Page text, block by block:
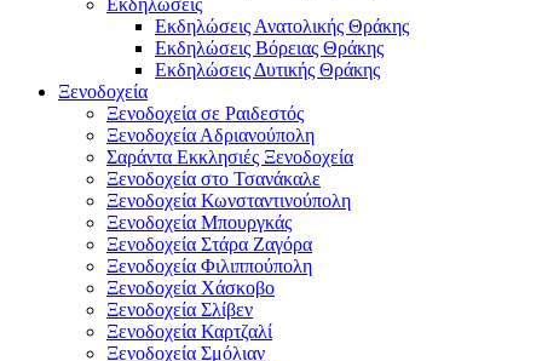
Εκδηλώσεις
Εκδηλώσεις Ανατολικής Θράκης
Εκδηλώσεις Βόρειας Θράκης
Εκδηλώσεις Δυτικής Θράκης
Ξενοδοχεία
Ξενοδοχεία σε Ραιδεστός
Ξενοδοχεία Αδριανούπολη
Σαράντα Εκκλησιές Ξενοδοχεία
Ξενοδοχεία στο Τσανάκαλε
Ξενοδοχεία Κωνσταντινούπολη
Ξενοδοχεία Μπουργκάς
Ξενοδοχεία Στάρα Ζαγόρα
Ξενοδοχεία Φιλιππούπολη
Ξενοδοχεία Χάσκοβο
Ξενοδοχεία Σλίβεν
Ξενοδοχεία Καρτζαλί
Ξενοδοχεία Σμόλιαν